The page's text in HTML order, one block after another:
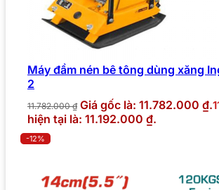
Máy đầm nén bê tông dùng xăng
2
11.782.000₫ Giá gốc là: 11.782.000 ₫.
hiện tại là: 11.192.000 ₫.
-12%